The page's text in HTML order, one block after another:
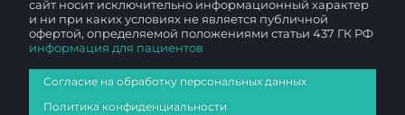
сайт носит исключительно информационный характер
и ни при каких условиях не является публичной
офертой, определяемой положениями статьи 437 ГК РФ
информация для пациентов
Согласие на обработку персональных данных
Политика конфиденциальности